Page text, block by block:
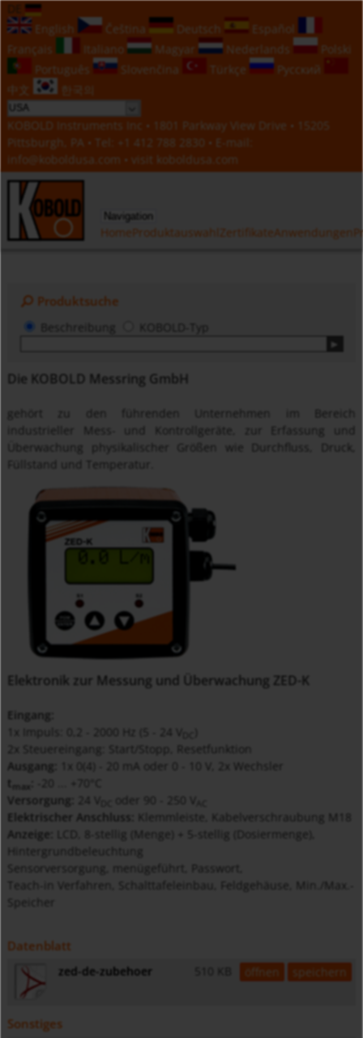
English
Čeština Deutsch
Español
Français
Italiano Magyar Nederlands
Polski
Português
Slovenčina Türkçe
Русский
中文
한국의
KOBOLD Instruments Inc • 1801 Parkway View Drive • 15205
Pittsburgh, PA • Tel:
+1 412 788 2830 • E-mail:
info@koboldusa.com • visit koboldusa.com
Navigation
HomeProduktauswahl ZertifikateAnwendungen
Produktsuche
KOBOLD-Typ
Die KOBOLD Messring GmbH
gehört zu den führenden Unternehmen im Bereich
industrieller Mess- und Kontrollgeräte, zur Erfassung und
Überwachung physikalischer Größen wie Durchfluss, Druck,
Elektronik zur Messung und Überwachung ZED-K
Eingang:
1x Impuls: 0,2 - 2000 Hz (5 - 24 V
2x Steuereingang: Start/Stopp, Resetfunktion
Ausgang:
1x 0(4) - 20 mA oder 0 - 10 V, 2x Wechsler
t
max
-20 ... +70°C
Versorgung:
24 V V
Elektrischer Anschluss:
Klemmleiste, Kabelverschraubung M18
Anzeige:
LCD, 8-stellig (Menge) + 5-stellig (Dosiermenge),
Hintergrundbeleuchtung
Sensorversorgung, menügeführt, Passwort,
Teach-in Verfahren, Schalttafeleinbau, Feldgehäuse, Min./Max.-
Datenblatt
zed-de-zubehoer 510 KB öffnen speichern
Sonstiges